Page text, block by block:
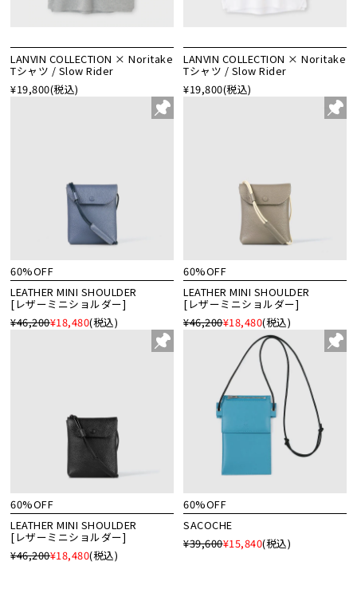
LANVIN COLLECTION × Noritake
Tシャツ / Slow Rider
¥19,800(税込)
LANVIN COLLECTION × Noritake
Tシャツ / Slow Rider
¥19,800(税込)
60%OFF
LEATHER MINI SHOULDER
[レザーミニショルダー]
¥46,200¥18,480(税込)
60%OFF
LEATHER MINI SHOULDER
[レザーミニショルダー]
¥46,200¥18,480(税込)
60%OFF
LEATHER MINI SHOULDER
[レザーミニショルダー]
¥46,200¥18,480(税込)
60%OFF
SACOCHE
¥39,600¥15,840(税込)